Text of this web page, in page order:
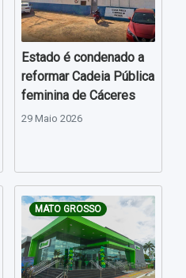
Estado é condenado a
reformar Cadeia Pública
feminina de Cáceres
29 Maio 2026
MATO GROSSO